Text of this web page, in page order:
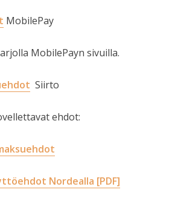
MobilePay
MobilePayn sivuilla.
Siirto
ehdot:
Nordealla [PDF]